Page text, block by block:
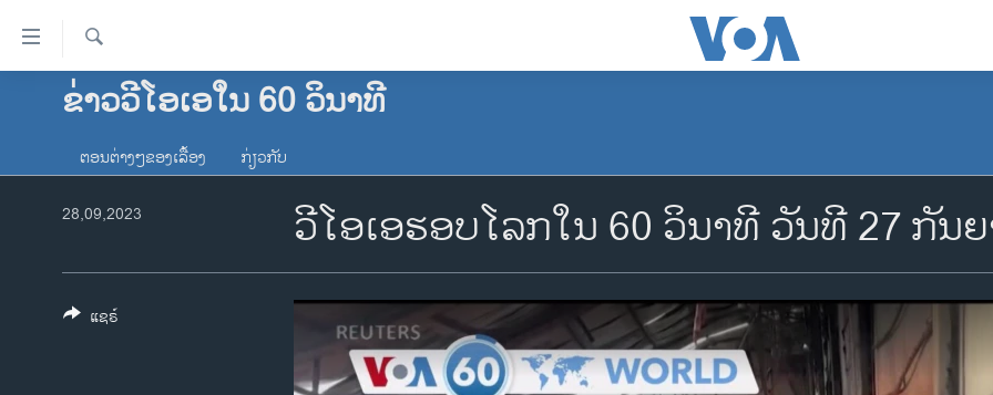
ລິ້ງ
ສຳຫລັບ
ຂ້າມ
ໂຮມເພຈ
ອາເມຣິກາ
ການເລືອກຕັ້ງ ປະທານາທີບໍດີ ສະຫະລັດ
ຂ່າວ​ຈີນ
ຄົ້ນຫາ
ຂ່າວວີໂອເອໃນ 60 ວິນາທີ
ຕອນຕ່າງໆຂອງເລື້ອງ ກ່ຽວກັບ
ວີໂອເອຮອບໂລກໃນ 60 ວິນາທີ ວັນທີ 27 ກັນ
28,09,2023
ແຊຣ໌